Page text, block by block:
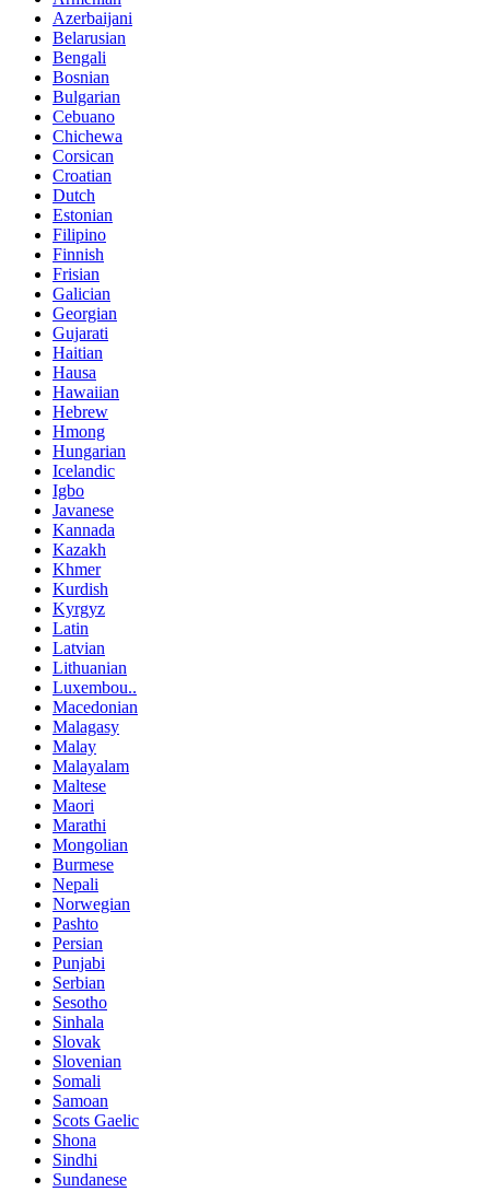
Azerbaijani
Belarusian
Bengali
Bosnian
Bulgarian
Cebuano
Chichewa
Corsican
Croatian
Dutch
Estonian
Filipino
Finnish
Frisian
Galician
Georgian
Gujarati
Haitian
Hausa
Hawaiian
Hebrew
Hmong
Hungarian
Icelandic
Igbo
Javanese
Kannada
Kazakh
Khmer
Kurdish
Kyrgyz
Latin
Latvian
Lithuanian
Luxembou..
Macedonian
Malagasy
Malay
Malayalam
Maltese
Maori
Marathi
Mongolian
Burmese
Nepali
Norwegian
Pashto
Persian
Punjabi
Serbian
Sesotho
Sinhala
Slovak
Slovenian
Somali
Samoan
Scots Gaelic
Shona
Sindhi
Sundanese